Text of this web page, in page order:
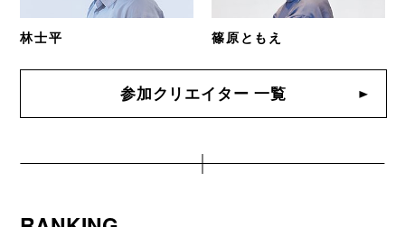
林士平 篠原ともえ
参加クリエイター 一覧